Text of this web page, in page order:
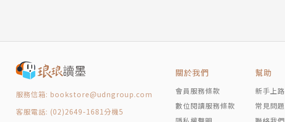
服務信箱: bookstore@udngroup.com
客服電話: (02)2649-1681分機5
關於我們
會員服務條款
數位閱讀服務條款
幫助
新手上路
常見問題